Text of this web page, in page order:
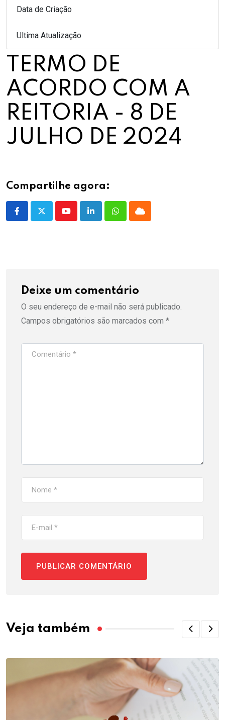
Data de Criação
Ultima Atualização
TERMO DE
ACORDO COM A
REITORIA - 8 DE
JULHO DE 2024
Compartilhe agora:
YoutubeLinkedInWhatsappCloud
Deixe um comentário
O seu endereço de e-mail não será publicado.
Campos obrigatórios são marcados com *
Veja também